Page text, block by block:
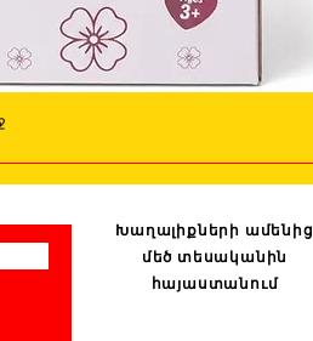
Խաղալիքների ամենից
մեծ տեսականին
հայաստանում